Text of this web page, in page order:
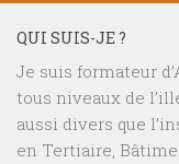
QUI SUIS-JE ?
Je suis formateur
tous niveaux de
aussi divers que
en Tertiaire,